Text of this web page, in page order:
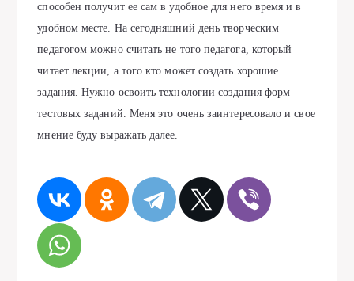
способен получит ее сам в удобное для него время и в
удобном месте. На сегодняшний день творческим
педагогом можно считать не того педагога, который
читает лекции, а того кто может создать хорошие
задания. Нужно освоить технологии создания форм
тестовых заданий. Меня это очень заинтересовало и свое
мнение буду выражать далее.